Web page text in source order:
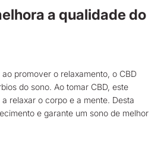
a qualidade do
promover o relaxamento, o CBD
do sono. Ao tomar CBD, este
relaxar o corpo e a mente. Desta
e garante um sono de melhor